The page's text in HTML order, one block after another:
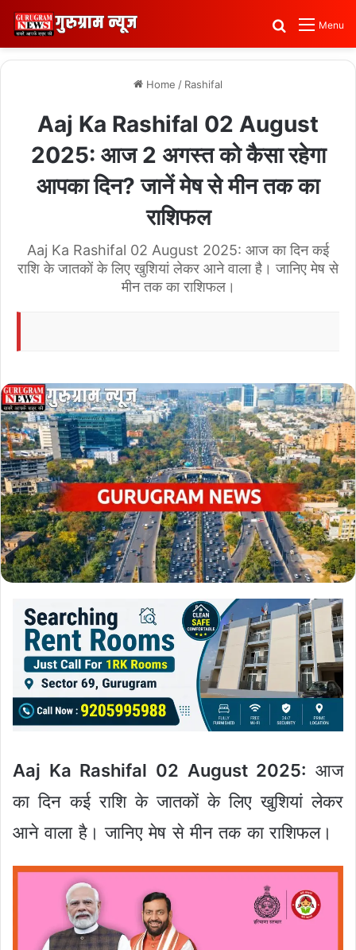
Menu
Search for
Home / Rashifal
Aaj Ka Rashifal 02 August
2025: आज 2 अगस्त को कैसा रहेगा
आपका दिन? जानें मेष से मीन तक का
राशिफल
Aaj Ka Rashifal 02 August 2025: आज का दिन कई
राशि के जातकों के लिए खुशियां लेकर आने वाला है। जानिए मेष से
मीन तक का राशिफल।
Aaj Ka Rashifal 02 August 2025: आज
का दिन कई राशि के जातकों के लिए खुशियां लेकर
आने वाला है। जानिए मेष से मीन तक का राशिफल।